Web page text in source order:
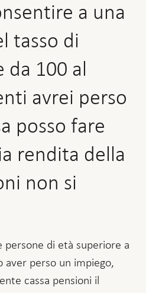
a una
tasso di
100 al
avrei perso
posso fare
rendita della
non si
persone di età superiore a
aver perso un impiego,
cassa pensioni il